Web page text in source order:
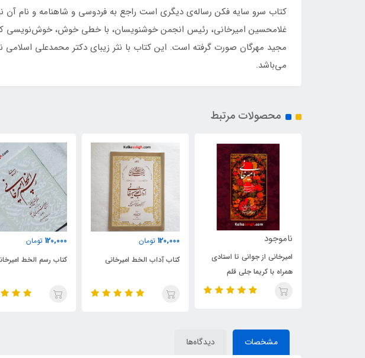
کتاب سرو سایه فکن رساله‌ی دیگری‌ است‌ راجع‌ به‌ فردوسی‌ و شاهنامه‌ و نام‌ آن‌
غلامحسین‌ امیرخانی‌، رئیس‌ انجمن‌ خوشنویسان‌، با خطی خوش‌، خوش‌نویسی‌
مجید مهرگان‌ صورت‌ گرفته است. این کتاب با نثر زیبای دکتر محمدعلی
می‌باشد.
محصولات مرتبط
120,000
کتاب آداب الخط امیرخانی
120,000 تومان
کتاب رسم الخط امیرخانی
ناموجود
مقدمه‌ای بر دو
مشخصات دیدگاه‌ها